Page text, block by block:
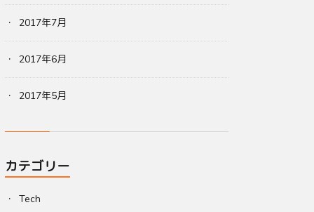
2017年7月
2017年6月
2017年5月
カテゴリー
Tech